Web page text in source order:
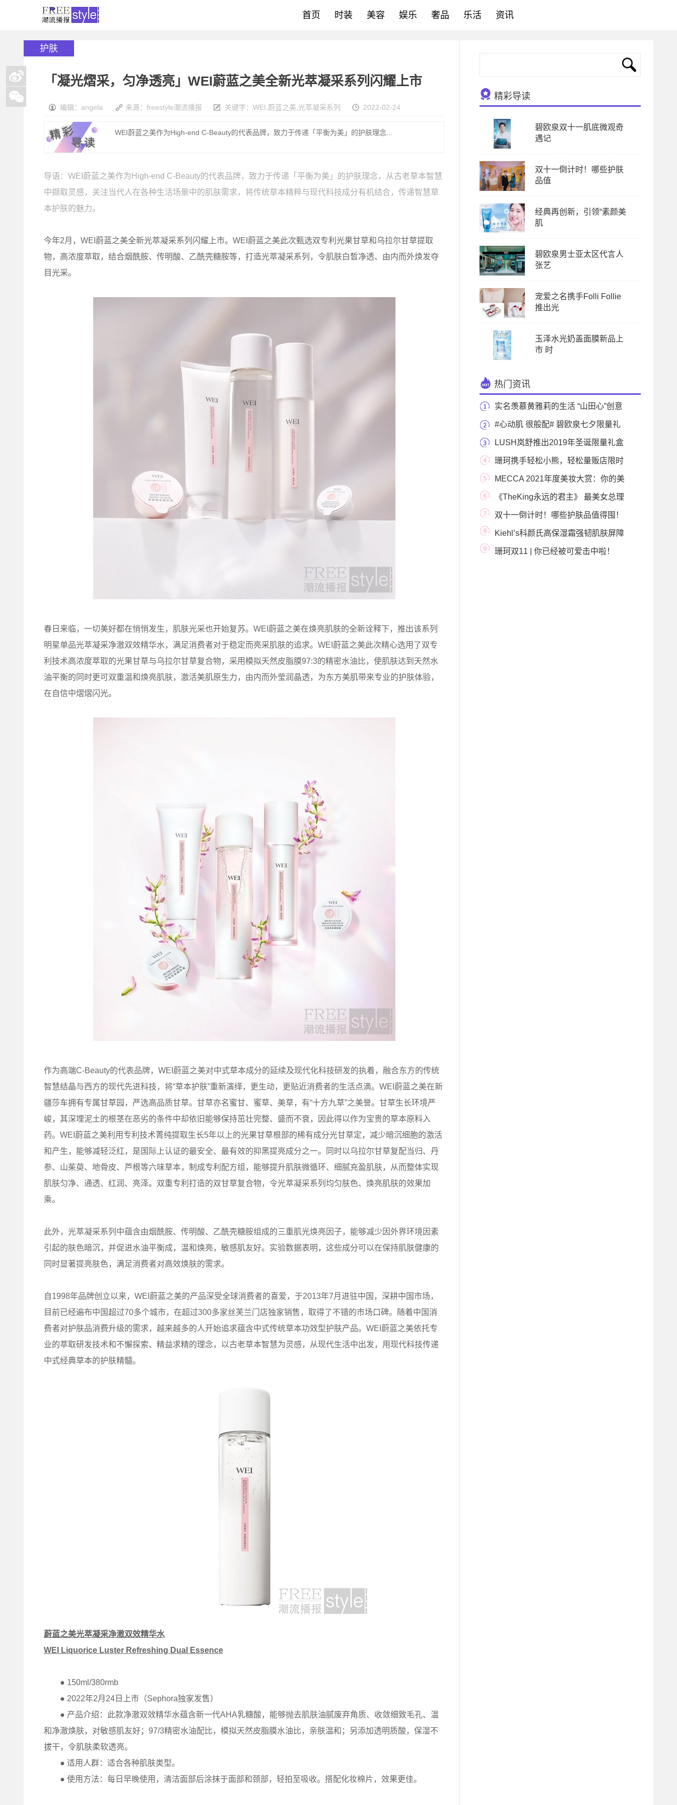
首页 时装 美容 娱乐 奢品 乐活 资讯
护肤
「凝光熠采，匀净透亮」WEI蔚蓝之美全新光萃凝采系列闪耀上市
编辑：angela 来源：freestyle潮流播报 关键字： WEI 蔚蓝之美 光萃凝采系列 2022-02-24
WEI蔚蓝之美作为High-end C-Beauty的代表品牌，致力于传递「平衡为美」的护肤理念...
导语：WEI蔚蓝之美作为High-end C-Beauty的代表品牌，致力于传递「平衡为美」的护肤理念，从古老草本智慧
中撷取灵感，关注当代人在各种生活场景中的肌肤需求，将传统草本精粹与现代科技成分有机结合，传递智慧草
本护肤的魅力。
今年2月，WEI蔚蓝之美全新光萃凝采系列闪耀上市。WEI蔚蓝之美此次甄选双专利光果甘草和乌拉尔甘草提取
物，高浓度萃取，结合烟酰胺、传明酸、乙酰壳糖胺等，打造光萃凝采系列，令肌肤白皙净透、由内而外焕发夺
目光采。
春日来临，一切美好都在悄悄发生，肌肤光采也开始复苏。WEI蔚蓝之美在焕亮肌肤的全新诠释下，推出该系列
明星单品光萃凝采净澈双效精华水，满足消费者对于稳定而亮采肌肤的追求。WEI蔚蓝之美此次精心选用了双专
利技术高浓度萃取的光果甘草与乌拉尔甘草复合物，采用模拟天然皮脂膜97:3的精密水油比，使肌肤达到天然水
油平衡的同时更可双重温和焕亮肌肤，激活美肌原生力，由内而外莹润晶透，为东方美肌带来专业的护肤体验，
在自信中熠熠闪光。
作为高端C-Beauty的代表品牌，WEI蔚蓝之美对中式草本成分的延续及现代化科技研发的执着，融合东方的传统
智慧结晶与西方的现代先进科技，将“草本护肤”重新演绎，更生动，更贴近消费者的生活点滴。WEI蔚蓝之美在新
疆莎车拥有专属甘草园，严选高品质甘草。甘草亦名蜜甘、蜜草、美草，有“十方九草”之美誉。甘草生长环境严
峻，其深埋泥土的根茎在恶劣的条件中却依旧能够保持茁壮完整、盛而不衰，因此得以作为宝贵的草本原料入
药。WEI蔚蓝之美利用专利技术菁纯提取生长5年以上的光果甘草根部的稀有成分光甘草定，减少暗沉细胞的激活
和产生，能够减轻泛红，是国际上认证的最安全、最有效的抑黑提亮成分之一。同时以乌拉尔甘草复配当归、丹
参、山茱萸、地骨皮、芦根等六味草本，制成专利配方组，能够提升肌肤微循环、细腻充盈肌肤，从而整体实现
肌肤匀净、通透、红润、亮泽。双重专利打造的双甘草复合物，令光萃凝采系列均匀肤色、焕亮肌肤的效果加
乘。
此外，光萃凝采系列中蕴含由烟酰胺、传明酸、乙酰壳糖胺组成的三重肌光焕亮因子，能够减少因外界环境因素
引起的肤色暗沉，并促进水油平衡成，温和焕亮，敏感肌友好。实验数据表明，这些成分可以在保持肌肤健康的
同时显著提亮肤色，满足消费者对高效焕肤的需求。
自1998年品牌创立以来，WEI蔚蓝之美的产品深受全球消费者的喜爱，于2013年7月进驻中国，深耕中国市场，
目前已经遍布中国超过70多个城市，在超过300多家丝芙兰门店独家销售，取得了不错的市场口碑。随着中国消
费者对护肤品消费升级的需求，越来越多的人开始追求蕴含中式传统草本功效型护肤产品。WEI蔚蓝之美依托专
业的萃取研发技术和不懈探索、精益求精的理念，以古老草本智慧为灵感，从现代生活中出发，用现代科技传递
中式经典草本的护肤精髓。
蔚蓝之美光萃凝采净澈双效精华水
WEI Liquorice Luster Refreshing Dual Essence
● 150ml/380rmb
● 2022年2月24日上市（Sephora独家发售）
● 产品介绍：此款净澈双效精华水蕴含新一代AHA乳糖酸，能够抛去肌肤油腻废弃角质、收敛细致毛孔、温
和净澈焕肤，对敏感肌友好；97/3精密水油配比，模拟天然皮脂膜水油比，亲肤温和；另添加透明质酸，保湿不
拔干，令肌肤柔软透亮。
● 适用人群：适合各种肌肤类型。
● 使用方法：每日早晚使用，清洁面部后涂抹于面部和颈部，轻拍至吸收。搭配化妆棉片，效果更佳。
精彩导读
碧欧泉双十一肌底微观奇
遇记
双十一倒计时！哪些护肤
品值
经典再创新，引领“素颜美
肌
碧欧泉男士亚太区代言人
张艺
宠爱之名携手Folli Follie
推出光
玉泽水光奶盖面膜新品上
市 时
热门资讯
实名羡慕黄雅莉的生活 “山田心”创意
无限#心动肌 很般配# 碧欧泉七夕限量礼
盒 再一次为
LUSH岚舒推出2019年圣诞限量礼盒
珊珂携手轻松小熊，轻松量贩店限时
开业 MECCA 2021年度美妆大赏：你的美
力，由你决定！
《TheKing永远的君主》 最美女总理
五官精致身材
双十一倒计时！哪些护肤品值得囤！
Kiehl’s科颜氏高保湿霜强韧肌肤屏障
助力梦想起
珊珂双11 | 你已经被可爱击中啦！